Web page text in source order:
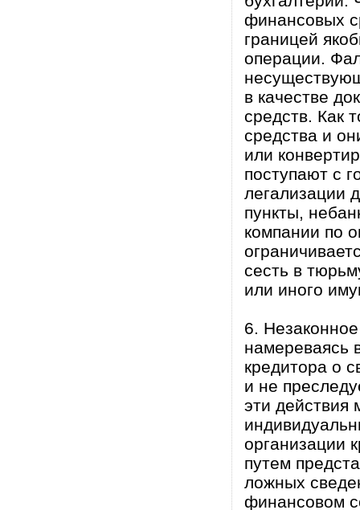
финансовых
границей
операции.
в качестве
средств. Как
средства и
или
поступают с
легализации
пункты,
компании по
сесть в
или иного
6.
намереваясь
кредитора о
и не
эти действия
организации
путем
ложных
финансовом